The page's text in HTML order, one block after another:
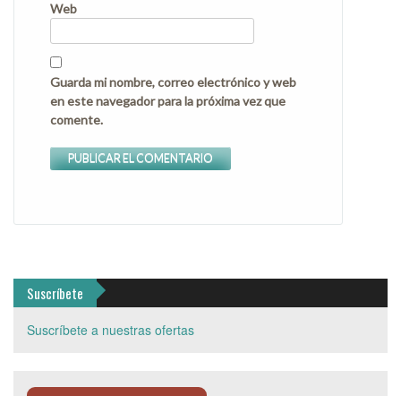
Web
Guarda mi nombre, correo electrónico y web
en este navegador para la próxima vez que
comente.
Suscríbete
Suscríbete a nuestras ofertas